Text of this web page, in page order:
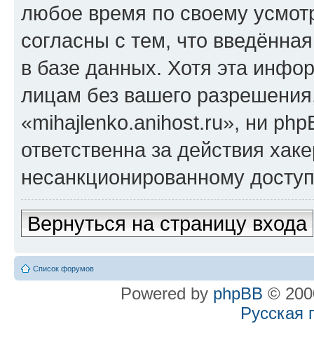
любое время по своему
согласны с тем, что
в базе данных. Хотя эта
лицам без вашего
«mihajlenko.anihost.ru», ни
ответственна за действия
несанкционированному
Вернуться на страницу входа
Список форумов
Powered by phpBB ©
Русская